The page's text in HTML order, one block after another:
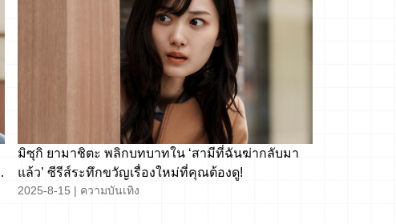
มิซุกิ ยามาชิตะ พลิกบทบาทใน ‘สามีที่ฉันฆ่ากลับมา
แล้ว’ ซีรีส์ระทึกขวัญเรื่องใหม่ที่คุณต้องดู!
2025-8-15 | ความบันเทิง